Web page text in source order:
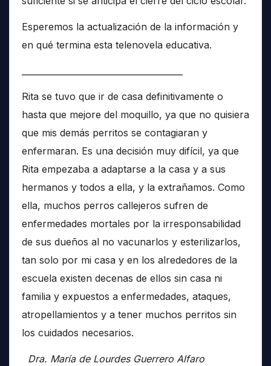
Esperemos la actualización de la información y
en qué termina esta telenovela educativa.
Rita se tuvo que ir de casa definitivamente o
hasta que mejore del moquillo, ya que no quisiera
que mis demás perritos se contagiaran y
enfermaran. Es una decisión muy difícil, ya que
Rita empezaba a adaptarse a la casa y a sus
hermanos y todos a ella, y la extrañamos. Como
ella, muchos perros callejeros sufren de
enfermedades mortales por la irresponsabilidad
de sus dueños al no vacunarlos y esterilizarlos,
tan solo por mi casa y en los alrededores de la
escuela existen decenas de ellos sin casa ni
familia y expuestos a enfermedades, ataques,
atropellamientos y a tener muchos perritos sin
los cuidados necesarios.
Dra. María de Lourdes Guerrero Alfaro